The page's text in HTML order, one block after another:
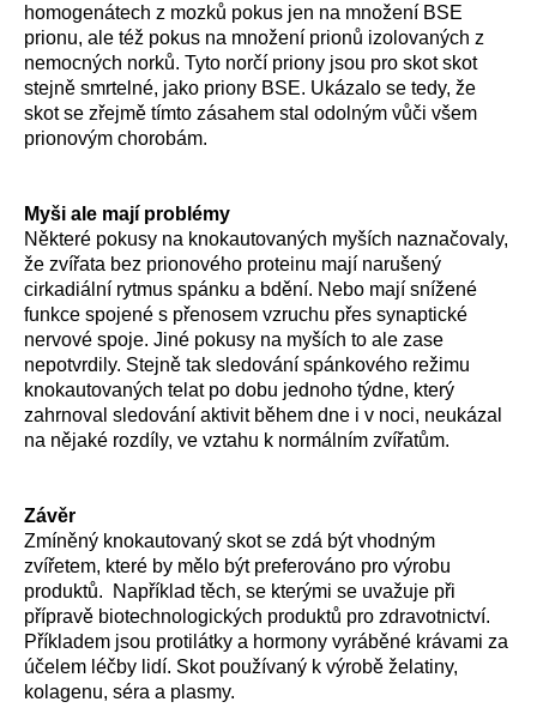
homogenátech z mozků pokus jen na množení BSE
prionu, ale též pokus na množení prionů izolovaných z
nemocných norků. Tyto norčí priony jsou pro skot skot
stejně smrtelné, jako priony BSE. Ukázalo se tedy, že
skot se zřejmě tímto zásahem stal odolným vůči všem
prionovým chorobám.
Myši ale mají problémy
Některé pokusy na knokautovaných myších naznačovaly,
že zvířata bez prionového proteinu mají narušený
cirkadiální rytmus spánku a bdění. Nebo mají snížené
funkce spojené s přenosem vzruchu přes synaptické
nervové spoje. Jiné pokusy na myších to ale zase
nepotvrdily. Stejně tak sledování spánkového režimu
knokautovaných telat po dobu jednoho týdne, který
zahrnoval sledování aktivit během dne i v noci, neukázal
na nějaké rozdíly, ve vztahu k normálním zvířatům.
Závěr
Zmíněný knokautovaný skot se zdá být vhodným
zvířetem, které by mělo být preferováno pro výrobu
produktů. Například těch, se kterými se uvažuje při
přípravě biotechnologických produktů pro zdravotnictví.
Příkladem jsou protilátky a hormony vyráběné krávami za
účelem léčby lidí. Skot používaný k výrobě želatiny,
kolagenu, séra a plasmy.